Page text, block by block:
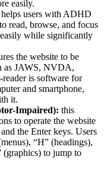
easily.
users with ADHD
read, browse, and focus
while significantly
the website to be
as JAWS, NVDA,
is software for
and smartphone,
it.
Impaired): this
to operate the website
the Enter keys. Users
“H” (headings),
(graphics) to jump to